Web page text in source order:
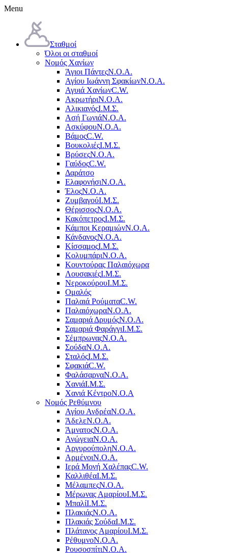
Menu
Σταθμοί
Όλοι οι σταθμοί
Νομός Χανίων
Άγιοι ΠάντεςΝ.Ο.Α.
Αγίου Ιωάννη ΣφακίωνΝ.Ο.Α.
Αγυιά ΧανίωνC.W.
ΑκρωτήριΝ.Ο.Α.
ΑλικιανόςΙ.Μ.Σ.
Ασή ΓωνιάΝ.Ο.Α.
ΑσκύφουΝ.Ο.Α.
ΒάμοςC.W.
ΒουκολιέςΙ.Μ.Σ.
ΒρύσεςΝ.Ο.Α.
ΓαύδοςC.W.
Δαράτσο
ΕλαφονήσιΝ.Ο.Α.
ΈλοςΝ.Ο.Α.
ΖυμβαγούΙ.Μ.Σ.
ΘέρισσοςΝ.Ο.Α.
ΚακόπετροςΙ.Μ.Σ.
Κάμποι ΚεραμιώνΝ.Ο.Α.
ΚάνδανοςΝ.Ο.Α.
ΚίσσαμοςΙ.Μ.Σ.
ΚολυμπάριΝ.Ο.Α.
Κουντούρας Παλαιόχωρα
ΛουσακιέςΙ.Μ.Σ.
ΝεροκούρουΙ.Μ.Σ.
Ομαλός
Παλαιά ΡούματαC.W.
ΠαλαιόχωραΝ.Ο.Α.
Σαμαριά ΔρυμόςΝ.Ο.Α.
Σαμαριά ΦαράγγιΙ.Μ.Σ.
ΣέμπρωναςΝ.Ο.Α.
ΣούδαΝ.Ο.Α.
ΣταλόςΙ.Μ.Σ.
ΣφακιάC.W.
ΦαλάσαρναΝ.Ο.Α.
ΧανιάΙ.Μ.Σ.
Χανιά ΚέντροN.O.A
Νομός Ρεθύμνου
Αγίου ΑνδρέαΝ.Ο.Α.
ΆδελεΝ.Ο.Α.
ΆμνατοςΝ.Ο.Α.
ΑνώγειαΝ.Ο.Α.
ΑργυρούποληΝ.Ο.Α.
ΑρμένοιΝ.Ο.Α.
Ιερά Μονή ΧαλέπαςC.W.
ΚαλλιθέαΙ.Μ.Σ.
ΜέλαμπεςΝ.Ο.Α.
Μέρωνας ΑμαρίουΙ.Μ.Σ.
ΜπαλίΙ.Μ.Σ.
ΠλακιάςΝ.Ο.Α.
Πλακιάς ΣούδαΙ.Μ.Σ.
Πλάτανος ΑμαρίουΙ.Μ.Σ.
ΡέθυμνοΝ.Ο.Α.
ΡουσοσπίτιΝ.Ο.Α.